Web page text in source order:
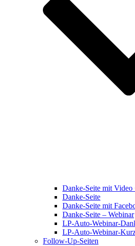
Danke-Seite mit Video
Danke-Seite
Danke-Seite mit
Danke-Seite – Webinar
LP-Auto-Webinar-
LP-Auto-Webinar-
Follow-Up-Seiten